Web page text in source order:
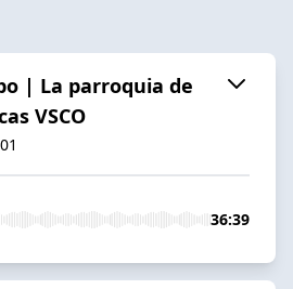
| La parroquia de
VSCO
36:39